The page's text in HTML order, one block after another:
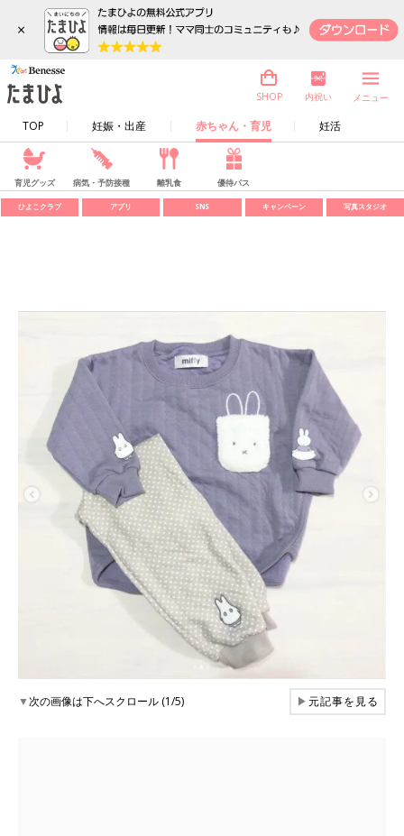
×
TOP 妊娠・出産 赤ちゃん・育児 妊活
SHOP 内祝い メニュー
育児グッズ 病気・予防接種 離乳食 優待パス
ひよこクラブ アプリ SNS キャンペーン 写真スタジオ
▼次の画像は下へスクロール (1/5) ▶元記事を見る